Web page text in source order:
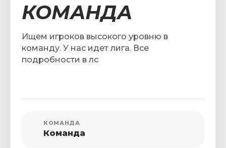
КОМАНДА
Ищем игроков высокого уровню в
команду. У нас идет лига. Все
подробности в лс
КОМАНДА
Команда